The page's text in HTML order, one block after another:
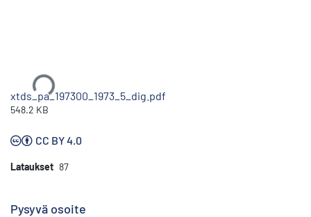
Ladataan...
xtds_pa_197300_1973_5_dig.pdf
548.2 KB
CC BY 4.0
Lataukset 87
Pysyvä osoite